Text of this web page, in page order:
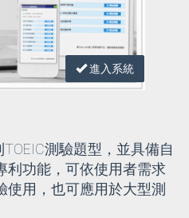
進入系統
測驗題型，並具備自
利功能，可依使用者需求
用，也可應用於大型測